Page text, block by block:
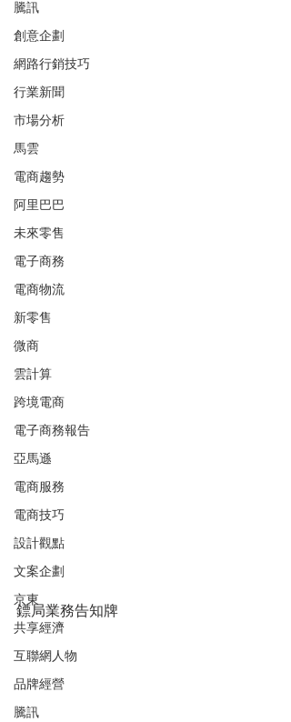
騰訊
創意企劃
網路行銷技巧
行業新聞
市場分析
馬雲
電商趨勢
阿里巴巴
未來零售
電子商務
電商物流
新零售
微商
雲計算
跨境電商
電子商務報告
亞馬遜
電商服務
電商技巧
設計觀點
文案企劃
京東
共享經濟
互聯網人物
品牌經營
騰訊
鏢局業務告知牌